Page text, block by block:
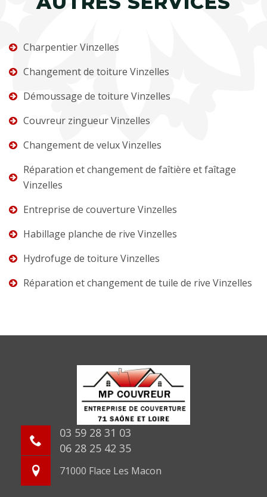
Charpentier Vinzelles
Changement de toiture Vinzelles
Démoussage de toiture Vinzelles
Couvreur zingueur Vinzelles
Changement de velux Vinzelles
Réparation et changement de faîtière et faîtage
Vinzelles
Entreprise de couverture Vinzelles
Habillage planche de rive Vinzelles
Hydrofuge de toiture Vinzelles
Réparation et changement de tuile de rive Vinzelles
03 59 28 31 03
06 28 25 42 35
71000 Flace Les Macon